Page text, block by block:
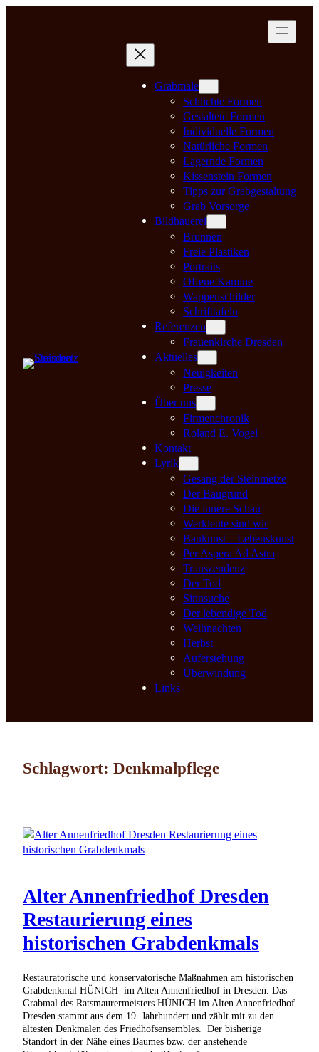
Grabmale
Schlichte Formen
Gestaltete Formen
Individuelle Formen
Natürliche Formen
Lagernde Formen
Kissenstein Formen
Tipps zur Grabgestaltung
Grab Vorsorge
Bildhauerei
Brunnen
Freie Plastiken
Portraits
Offene Kamine
Wappenschilder
Schrifttafeln
Referenzen
Frauenkirche Dresden
Aktuelles
Neuigkeiten
Presse
Über uns
Firmenchronik
Roland E. Vogel
Kontakt
Lyrik
Gesang der Steinmetze
Der Baugrund
Die innere Schau
Werkleute sind wir
Baukunst – Lebenskunst
Per Aspera Ad Astra
Transzendenz
Der Tod
Sinnsuche
Der lebendige Tod
Weihnachten
Herbst
Auferstehung
Überwindung
Links
Schlagwort: Denkmalpflege
Alter Annenfriedhof Dresden
Restaurierung eines
historischen Grabdenkmals
Restauratorische und konservatorische Maßnahmen am historischen
Grabdenkmal HÜNICH im Alten Annenfriedhof in Dresden. Das
Grabmal des Ratsmaurermeisters HÜNICH im Alten Annenfriedhof
Dresden stammt aus dem 19. Jahrhundert und zählt mit zu den
ältesten Denkmalen des Friedhofsensembles. Der bisherige
Standort in der Nähe eines Baumes bzw. der anstehende